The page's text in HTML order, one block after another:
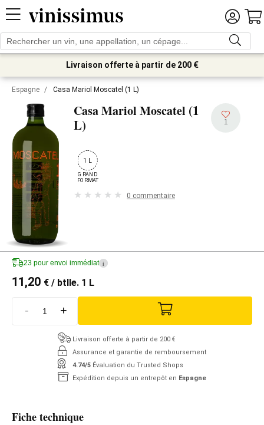
Livraison offerte à partir de 200 €
Espagne / Casa Mariol Moscatel (1 L)
Casa Mariol Moscatel (1
L)
1
1 L
GRAND
FORMAT
0 commentaire
23 pour envoi immédiat i
11,20 € / btlle. 1 L
- +
Livraison offerte à partir de 200 €
Assurance et garantie de remboursement
4.74/5 Évaluation du Trusted Shops
Expédition depuis un entrepôt en Espagne
Fiche technique